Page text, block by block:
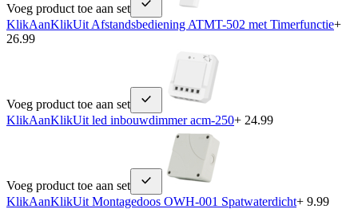
Voeg product toe aan set
KlikAanKlikUit Afstandsbediening ATMT-502 met Timerfunctie+
26.99
Voeg product toe aan set
KlikAanKlikUit led inbouwdimmer acm-250+ 24.99
Voeg product toe aan set
KlikAanKlikUit Montagedoos OWH-001 Spatwaterdicht+ 9.99